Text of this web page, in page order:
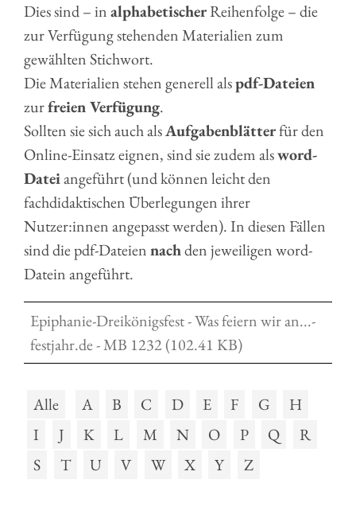
Dies sind – inalphabetischerReihenfolge – die
zur Verfügung stehenden Materialien zum
gewählten Stichwort.
Die Materialien stehen generell alspdf-Dateien
zurfreien Verfügung.
Sollten sie sich auch alsAufgabenblätterfür den
Online-Einsatz eignen, sind sie zudem alsword-
Dateiangeführt (und können leicht den
fachdidaktischen Überlegungen ihrer
Nutzer:innen angepasst werden). In diesen Fällen
sind die pdf-Dateiennachden jeweiligen word-
Datein angeführt.
Epiphanie-Dreikönigsfest - Was feiern wir an...-
festjahr.de - MB 1232 (102.41 KB)
Alle A B C D E F G
H
I
J K L M N O P Q
R
S
T U V W X Y Z